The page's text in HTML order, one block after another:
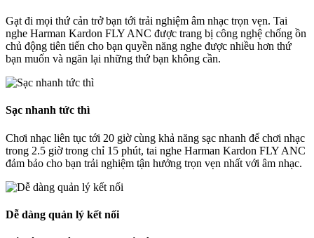
Gạt đi mọi thứ cản trở bạn tới trải nghiệm âm nhạc trọn vẹn. Tai
nghe Harman Kardon FLY ANC được trang bị công nghệ chống ồn
chủ động tiên tiến cho bạn quyền năng nghe được nhiều hơn thứ
bạn muốn và ngăn lại những thứ bạn không cần.
Sạc nhanh tức thì
Chơi nhạc liên tục tới 20 giờ cùng khả năng sạc nhanh để chơi nhạc
trong 2.5 giờ trong chỉ 15 phút, tai nghe Harman Kardon FLY ANC
đảm bảo cho bạn trải nghiệm tận hưởng trọn vẹn nhất với âm nhạc.
Dễ dàng quản lý kết nối